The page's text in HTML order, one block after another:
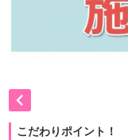

こだわりポイント！